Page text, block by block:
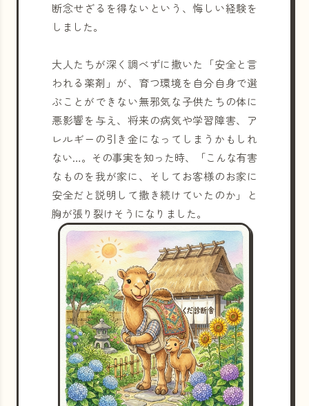
断念せざるを得ないという、悔しい経験を
しました。
大人たちが深く調べずに撒いた「安全と言
われる薬剤」が、育つ環境を自分自身で選
ぶことができない無邪気な子供たちの体に
悪影響を与え、将来の病気や学習障害、ア
レルギーの引き金になってしまうかもしれ
ない…。その事実を知った時、「こんな有害
なものを我が家に、そしてお客様のお家に
安全だと説明して撒き続けていたのか」と
胸が張り裂けそうになりました。